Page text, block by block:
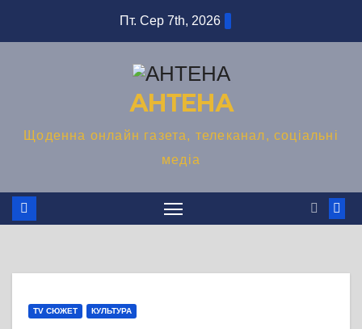
Пт. Сер 7th, 2026
АНТЕНА
Щоденна онлайн газета, телеканал, соціальні
медіа
TV СЮЖЕТ КУЛЬТУРА